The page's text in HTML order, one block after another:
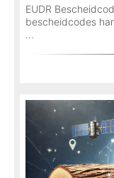
EUDR
bescheidcodes
...